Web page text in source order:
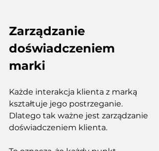
Zarządzanie
doświadczeniem
marki
Każde interakcja klienta z marką
kształtuje jego postrzeganie.
Dlatego tak ważne jest zarządzanie
doświadczeniem klienta.